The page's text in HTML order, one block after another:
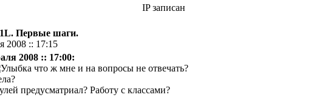
IP записан
Первые шаги.
2008 :: 17:15
2008 :: 17:00:
что ж мне и на вопросы не отвечать?
предусматриал? Работу с классами?